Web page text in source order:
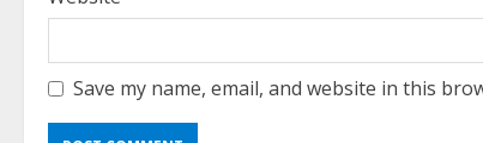
Save my name, email, and website in this